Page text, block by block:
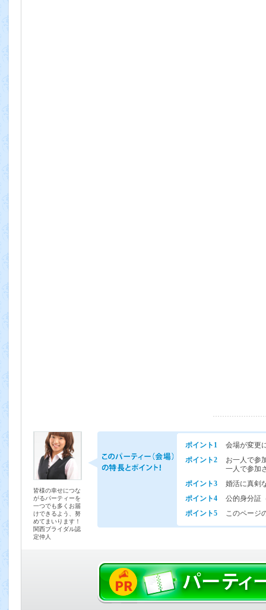
皆様の幸せにつな
がるパーティーを
一つでも多くお届
けできるよう、努
めてまいります！
関西ブライダル認
定仲人
ポイント1
会場が変更
ポイント2
お一人で参
一人で参加
ポイント3
婚活に真剣
ポイント4
公的身分証
ポイント5
このページ